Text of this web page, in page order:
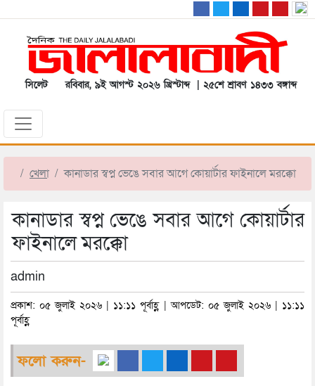
সিলেট রবিবার, ৯ই আগস্ট ২০২৬ খ্রিস্টাব্দ | ২৫শে শ্রাবণ ১৪৩৩ বঙ্গাব্দ
খেলা কানাডার স্বপ্ন ভেঙে সবার আগে কোয়ার্টার ফাইনালে মরক্কো
কানাডার স্বপ্ন ভেঙে সবার আগে কোয়ার্টার
ফাইনালে মরক্কো
admin
প্রকাশ: ০৫ জুলাই ২০২৬ | ১১:১১ পূর্বাহ্ণ | আপডেট: ০৫ জুলাই ২০২৬ | ১১:১১
পূর্বাহ্ণ
ফলো করুন-